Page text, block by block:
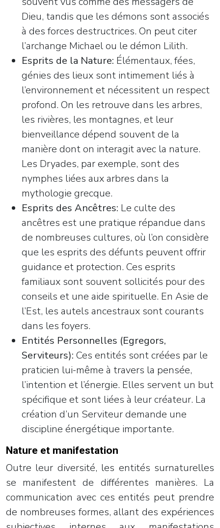
Dieu, tandis que les démons sont associés
à des forces destructrices. On peut citer
l’archange Michael ou le démon Lilith.
Esprits de la Nature: Élémentaux, fées,
génies des lieux sont intimement liés à
l’environnement et nécessitent un respect
profond. On les retrouve dans les arbres,
les rivières, les montagnes, et leur
bienveillance dépend souvent de la
manière dont on interagit avec la nature.
Les Dryades, par exemple, sont des
nymphes liées aux arbres dans la
mythologie grecque.
Esprits des Ancêtres: Le culte des
ancêtres est une pratique répandue dans
de nombreuses cultures, où l’on considère
que les esprits des défunts peuvent offrir
guidance et protection. Ces esprits
familiaux sont souvent sollicités pour des
conseils et une aide spirituelle. En Asie de
l’Est, les autels ancestraux sont courants
dans les foyers.
Entités Personnelles (Egregors,
Serviteurs): Ces entités sont créées par le
praticien lui-même à travers la pensée,
l’intention et l’énergie. Elles servent un but
spécifique et sont liées à leur créateur. La
création d’un Serviteur demande une
discipline énergétique importante.
Nature et manifestation
Outre leur diversité, les entités surnaturelles
se manifestent de différentes manières. La
communication avec ces entités peut prendre
de nombreuses formes, allant des expériences